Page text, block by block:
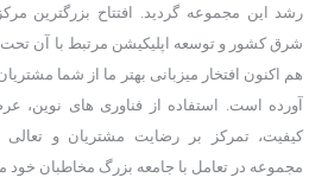
رشد این مجموعه گردید. افتتاح بزرگترین
شرق کشور و توسعه اپلیکیشن مرتبط با آن
هم اکنون افتخار میزبانی بهتر ما از شما
آورده است. استفاده از فناوری های نوین،
کیفیت، تمرکز بر رضایت مشتریان و
مجموعه در تعامل با جامعه بزرگ مخاطبان خود